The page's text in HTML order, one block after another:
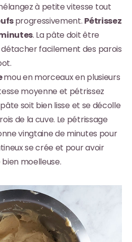
à petite vitesse tout
progressivement. Pétrissez
. La pâte doit être
facilement des parois
mou en morceaux en plusieurs
moyenne et pétrissez
pâte soit bien lisse et se décolle
de la cuve. Le pétrissage
vingtaine de minutes pour
se crée et pour avoir
moelleuse.